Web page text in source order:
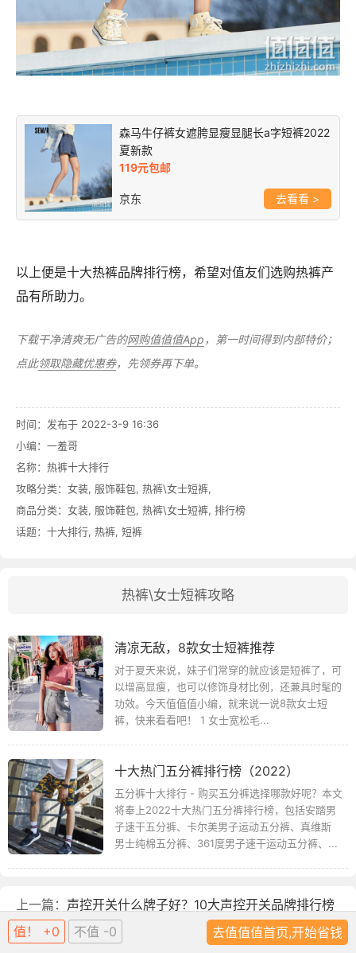
森马牛仔裤女遮胯显瘦显腿长a字短裤2022
夏新款
119元包邮
京东 >
以上便是十大热裤品牌排行榜，希望对值友们选购热裤产
品有所助力。
下载干净清爽无广告的网购值值值App ，第一时间得到内部特价；
点此领取隐藏优惠券，先领券再下单。
时间：发布于 2022-3-9 16:36
小编：一羞哥
名称： 热裤十大排行
攻略分类： 女装, 服饰鞋包, 热裤\女士短裤,
商品分类： 女装, 服饰鞋包, 热裤\女士短裤, 排行榜
话题： 十大排行, 热裤, 短裤
热裤\女士短裤攻略
清凉无敌，8款女士短裤推荐
对于夏天来说，妹子们常穿的就应该是短裤了，可
以增高显瘦，也可以修饰身材比例，还兼具时髦的
功效。今天值值值小编，就来说一说8款女士短
裤，快来看看吧！ 1 女士宽松毛...
十大热门五分裤排行榜（2022）
五分裤十大排行 - 购买五分裤选择哪款好呢？本文
将奉上2022十大热门五分裤排行榜，包括安踏男
子速干五分裤、卡尔美男子运动五分裤、真维斯
男士纯棉五分裤、361度男子速干运动五分裤、...
上一篇： 声控开关什么牌子好？10大声控开关品牌排行榜
下一篇：
如何选择磨甲机？电动磨甲器选购指南
值！ +0 不值 -0 去值值值首页,开始省钱